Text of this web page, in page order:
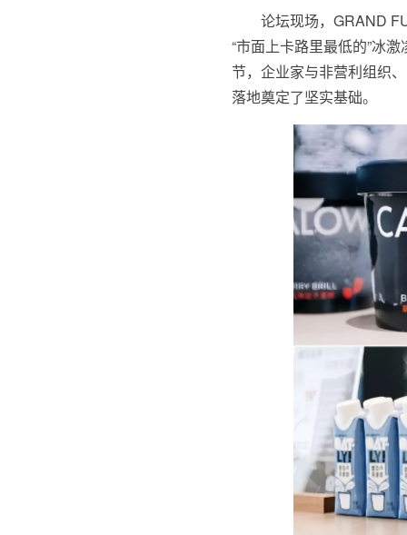
论坛现场，GRAND
“市面上卡路里最低的”冰
节，企业家与非营利组织
落地奠定了坚实基础。